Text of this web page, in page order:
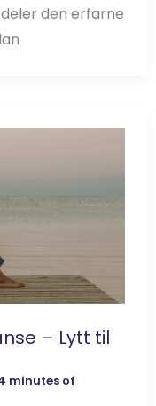
den erfarne
– Lytt til
minutes of